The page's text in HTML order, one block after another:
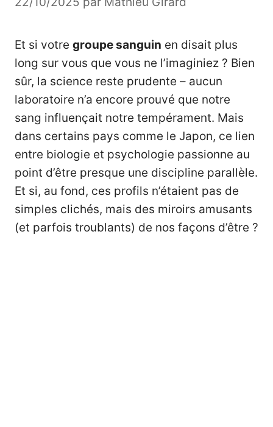
Et si votre groupe sanguin en disait plus
long sur vous que vous ne l’imaginiez ? Bien
sûr, la science reste prudente – aucun
laboratoire n’a encore prouvé que notre
sang influençait notre tempérament. Mais
dans certains pays comme le Japon, ce lien
entre biologie et psychologie passionne au
point d’être presque une discipline parallèle.
Et si, au fond, ces profils n’étaient pas de
simples clichés, mais des miroirs amusants
(et parfois troublants) de nos façons d’être ?